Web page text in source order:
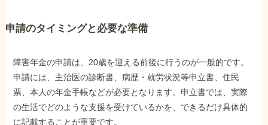
申請のタイミングと必要な準備
障害年金の申請は、20歳を迎える前後に行うのが一般的です。
申請には、主治医の診断書、病歴・就労状況等申立書、住民
票、本人の年金手帳などが必要となります。申立書では、実際
の生活でどのような支援を受けているかを、できるだけ具体的
に記載することが重要です。